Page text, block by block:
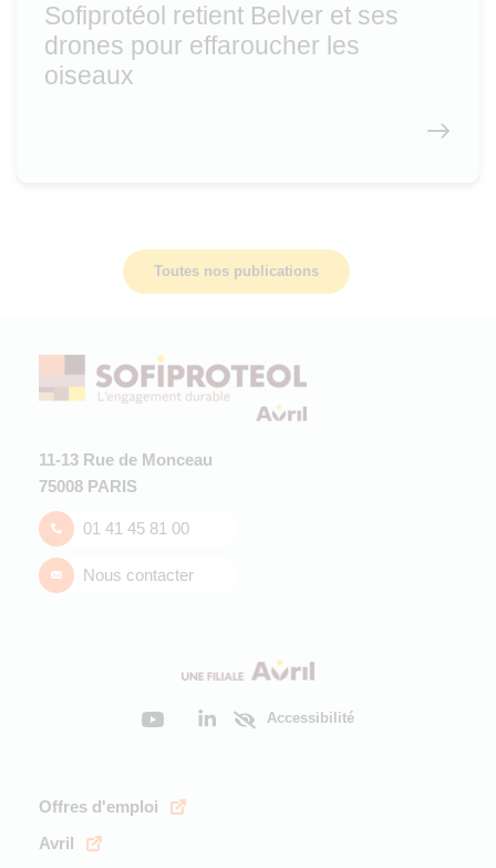
Sofiprotéol retient Belver et ses
drones pour effaroucher les
oiseaux
Toutes nos publications
11-13 Rue de Monceau
75008 PARIS
01 41 45 81 00
Nous contacter
Accessibilité
Offres d'emploi
Avril